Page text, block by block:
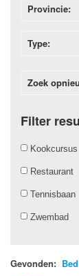
Provincie:
Type:
Zoek
Filter
Kookcursus
Restaurant
Tennisbaan
Zwembad
Gevonden: